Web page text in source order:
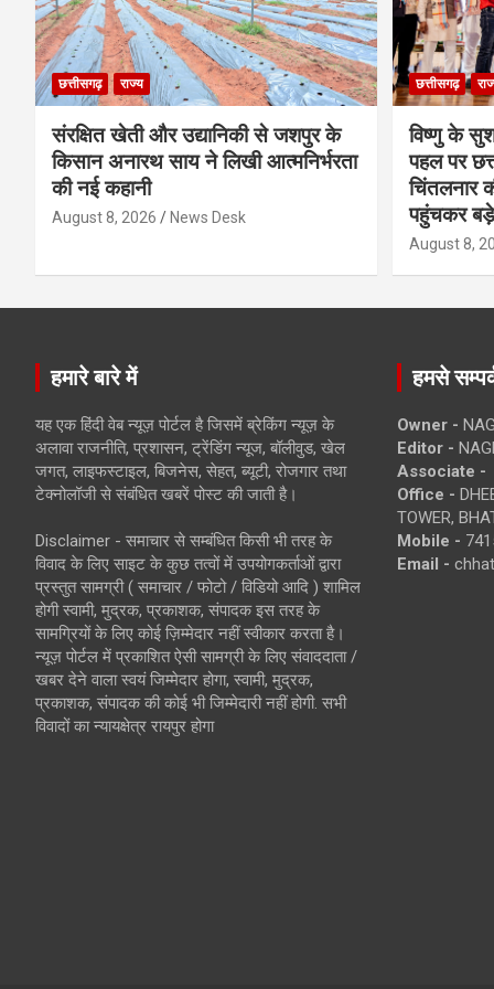
छत्तीसगढ़ राज्य
संरक्षित खेती और उद्यानिकी से जशपुर के
किसान अनारथ साय ने लिखी आत्मनिर्भरता
की नई कहानी
August 8, 2026 News Desk
छत्तीसगढ़
विष्णु के
पहल पर
चिंतलनार
पहुंचकर बड़े
August 8,
हमारे बारे में
यह एक हिंदी वेब न्यूज़ पोर्टल है जिसमें ब्रेकिंग न्यूज़ के
अलावा राजनीति, प्रशासन, ट्रेंडिंग न्यूज, बॉलीवुड, खेल
जगत, लाइफस्टाइल, बिजनेस, सेहत, ब्यूटी, रोजगार तथा
टेक्नोलॉजी से संबंधित खबरें पोस्ट की जाती है।
Disclaimer - समाचार से सम्बंधित किसी भी तरह के
विवाद के लिए साइट के कुछ तत्वों में उपयोगकर्ताओं द्वारा
प्रस्तुत सामग्री ( समाचार / फोटो / विडियो आदि ) शामिल
होगी स्वामी, मुद्रक, प्रकाशक, संपादक इस तरह के
सामग्रियों के लिए कोई ज़िम्मेदार नहीं स्वीकार करता है।
न्यूज़ पोर्टल में प्रकाशित ऐसी सामग्री के लिए संवाददाता /
खबर देने वाला स्वयं जिम्मेदार होगा, स्वामी, मुद्रक,
प्रकाशक, संपादक की कोई भी जिम्मेदारी नहीं होगी. सभी
विवादों का न्यायक्षेत्र रायपुर होगा
हमसे
Owner -
Editor -
Associate -
Office -
TOWER,
Mobile -
Email -